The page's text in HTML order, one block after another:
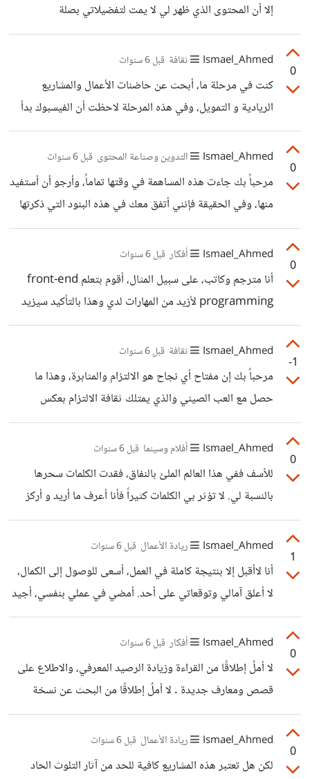
إلا أن المحتوى الذي ظهر لي لا يمت لتفضيلاتي بصلة
0
Ismael_Ahmed ثقافة قبل 6 سنوات
كنت في مرحلة ما، أبحث عن حاضنات الأعمال والمشاريع
الريادية و التمويل، وفي هذه المرحلة لاحظت أن الفيسبوك بدأ
بإظهار عالم كبير من ريادة الأعمال والحاضنات والمسرعات أمامي
في الاعلانات، والفيديوهات، والجروبات. هذا مثال بسيط كيف
درس الفيسبوك اهتماماتي وساعدهم في تحسين تجربتي على
المنصة.
0
Ismael_Ahmed التدوين وصناعة المحتوى قبل 6 سنوات
مرحباً بك جاءت هذه المساهمة في وقتها تماماً، وأرجو أن أستفيد
منها، وفي الحقيقة فإنني أتفق معك في هذه البنود التي ذكرتها
وأضيف إلى ذلك أهمية التخلي عن جلد الذات والمواظبة على
التعلم، فتعلم الجديد يميزك عن الآخرين ويجعل لديك قيمة
إضافية تبرزها وتقدمها. وأرجو قراءة المزيد من مساهماتك في
المستقبل 💯💯⭐⭐⭐⭐⭐
0
Ismael_Ahmed أفكار قبل 6 سنوات
أنا مترجم وكاتب، على سبيل المثال، أقوم بتعلم front-end
programming لأزيد من المهارات لدي وهذا بالتأكيد سيزيد
من حصولي على مشاريع
-1
Ismael_Ahmed ثقافة قبل 6 سنوات
مرحباً بك إن مفتاح أي نجاح هو الالتزام والمثابرة، وهذا ما
حصل مع العب الصيني والذي يمتلك ثقافة الالتزام بعكس
الشعوب العربية التي لا تعرف الالتزام أبداً. كنت في زيارة للطبيب
وكانت عيادة الطبيب تعج بالمرضى والمراجعين، ما أساء وكدر
خاطري يومها أكثر من المرض هو عدم الالتزام حتب بالنظام ،
فلم يكن النظام حاضراً في ثقافة الناس، وطالما غاب الالتزام فلن
يتغير شيئ
0
Ismael_Ahmed أفلام وسينما قبل 6 سنوات
للأسف ففي هذا العالم الملئ بالنفاق، فقدت الكلمات سحرها
بالنسبة لي. لا تؤثر بي الكلمات كثيراً فأنا أعرف ما أريد و أركز
على جوهر الأشياء واستطيع تحليل الحديث من حولي. وكما قال
الشاعر وكم من فتىً ساقط عقله وقد يعجب الناس من شخصه
أرى أن الكلام لا يخدم الفكرة ما لم يترجم إلى أفعال، تسحرني
الأفعال وأميل لتصديقها وتحليلها بموصضوعية اكثر، أما الكلام
فكما يقولون ما عليه جمارك أو لا يقدم ولا يؤخر
1
Ismael_Ahmed ريادة الأعمال قبل 6 سنوات
أنا لاأقبل إلا بنتيجة كاملة في العمل، أسعى للوصول إلى الكمال،
لا أعلق آمالي وتوقعاتي على أحد. أمضي في عملي بنفسي، أجيد
البحث عن الأخطاء وتصحيحها، لا أحب التواصل معه الآخرين
كثيراً لأنني أعتقد أن هذا يلهيني عن أهدافي. ربما كانت لدي هذه
المتلازمة لكني واضح و أتوقع النتيجة وتأتي غالباً كما أريد، لأنني
مولع بالتخطيط.
0
Ismael_Ahmed أفكار قبل 6 سنوات
لا أملُ إطلاقًا من القراءة وزيادة الرصيد المعرفي، والاطلاع على
قصص ومعارف جديدة . لا أملُ إطلاقًا من البحث عن نسخة
أفضل من نفسي، فأطمح لتطوير نفسي يومياً. لا أملُ إطلاقًا من
الجلوس إلى حاسوبي والعمل على مشاريعي ومراكمة الإنجازات.
0
Ismael_Ahmed ريادة الأعمال قبل 6 سنوات
لكن هل تعتبر هذه المشاريع كافية للحد من آثار التلوث الحاد